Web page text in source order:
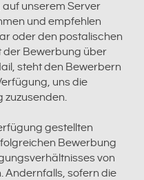
unserem Server
und empfehlen
oder den postalischen
der Bewerbung über
steht den Bewerbern
uns die
zuzusenden.
gestellten
Bewerbung
von
Andernfalls, sofern die